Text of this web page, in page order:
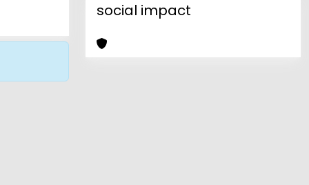
social impact